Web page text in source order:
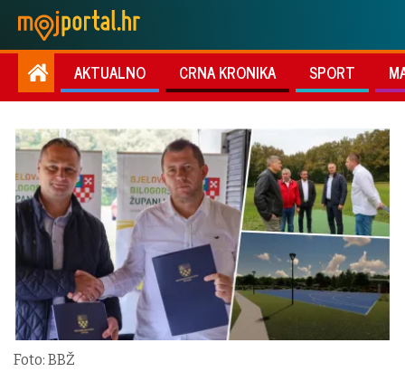
AKTUALNO CRNA KRONIKA SPORT
Foto: BBŽ